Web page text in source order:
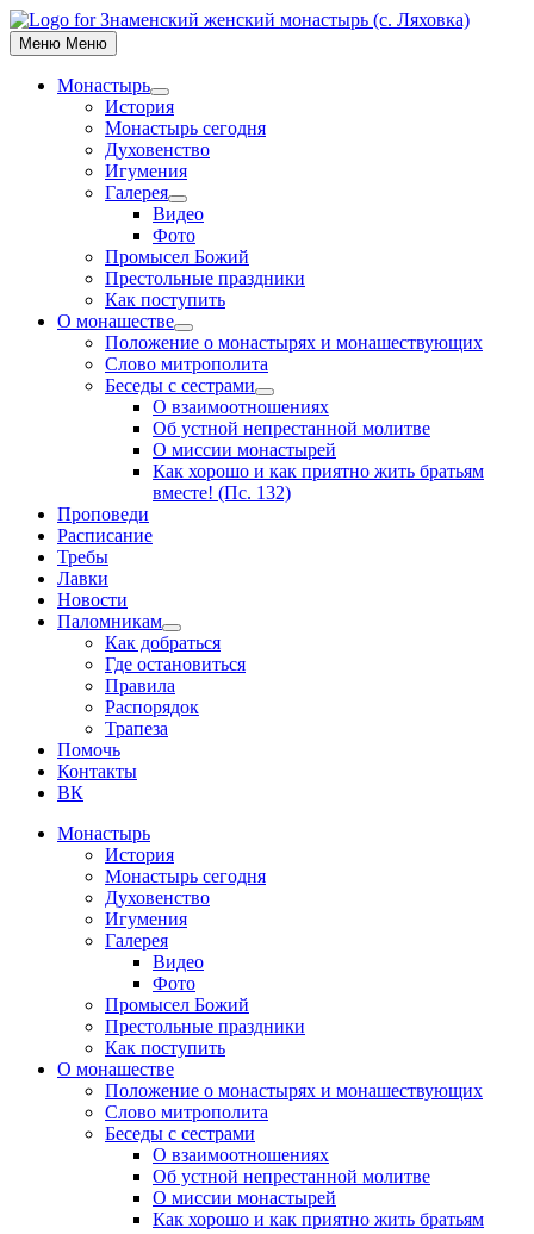
Skip
to
content
Меню Меню
Монастырь
Show
sub
menu
История
Монастырь сегодня
Духовенство
Игумения
Галерея
Show
sub
menu
Видео
Фото
Промысел Божий
Престольные праздники
Как поступить
О монашестве
Show
sub
menu
Положение о монастырях и монашествующих
Слово митрополита
Беседы с сестрами
Show
sub
menu
О взаимоотношениях
Об устной непрестанной молитве
О миссии монастырей
Как хорошо и как приятно жить братьям
вместе! (Пс. 132)
Проповеди
Расписание
Требы
Лавки
Новости
Паломникам
Show
sub
menu
Как добраться
Где остановиться
Правила
Распорядок
Трапеза
Помочь
Контакты
ВК
Монастырь
История
Монастырь сегодня
Духовенство
Игумения
Галерея
Видео
Фото
Промысел Божий
Престольные праздники
Как поступить
О монашестве
Положение о монастырях и монашествующих
Слово митрополита
Беседы с сестрами
О взаимоотношениях
Об устной непрестанной молитве
О миссии монастырей
Как хорошо и как приятно жить братьям